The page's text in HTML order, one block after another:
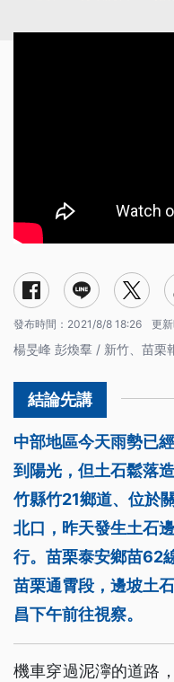
發布時間： 2021/8/8 18:26 更新
楊旻峰 彭煥羣 / 新竹、苗栗
中部地區今天雨勢已
到陽光，但土石鬆落
竹縣竹21鄉道、位於
北口，昨天發生土石
行。苗栗泰安鄉苗62
苗栗通霄段，邊坡土
昌下午前往視察。
機車穿過泥濘的道路